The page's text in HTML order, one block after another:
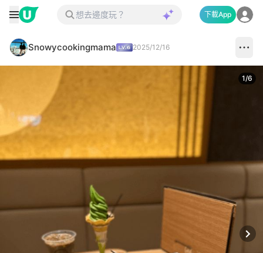
下載App
Snowycookingmama 2025/12/16
1/6